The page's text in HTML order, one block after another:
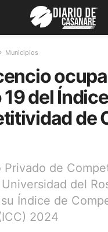
Municipios
del
de
Privado de
del
Índice de
2024